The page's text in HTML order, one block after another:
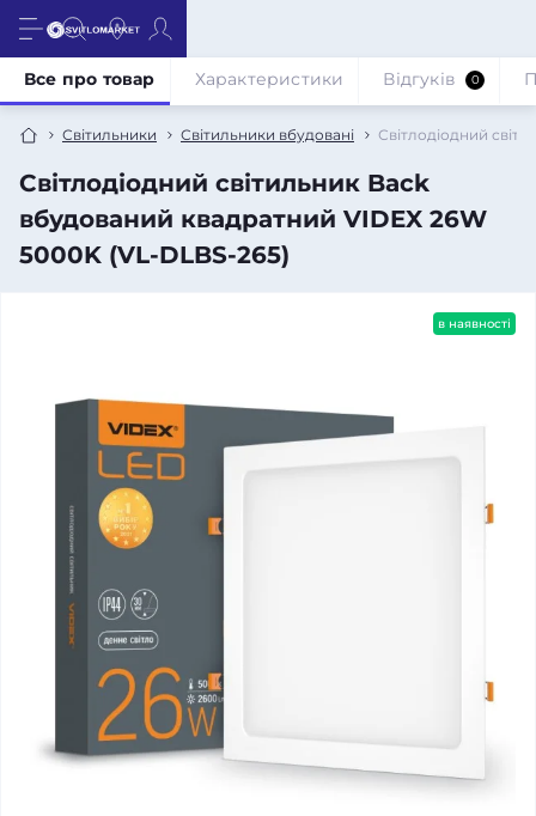
Світильники Світильники вбудовані Світлодіодний
Світлодіодний світильник Back
вбудований квадратний VIDEX 26W
5000K (VL-DLBS-265)
Все про товар Характеристики Відгуків 0
в наявності